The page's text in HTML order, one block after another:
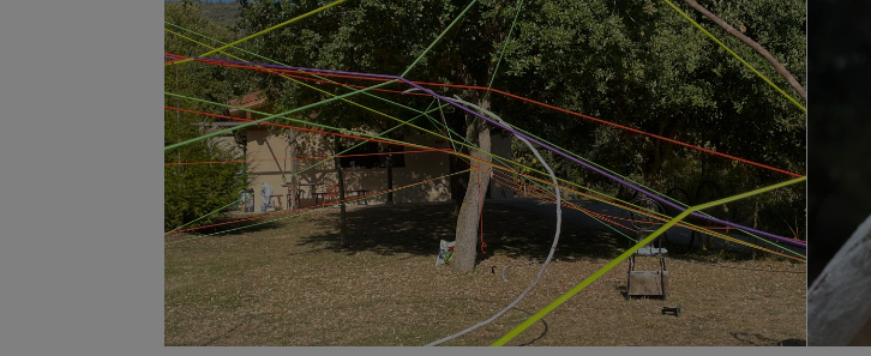
y formas.
Y esta es la inspiración coreográfica de este proyecto de danza
una planta, un ser humano o una hormiga, una casa o un cuaderno.
damos la tarea de reducir la complejidad del universo que nos
AZKONATOLOZA.Situadas a medio camino entre el Mar
Azkona Goñi y Toloza Toloza-Fernández son un pareja de
Interesadas en las infintas posibilidades de la poesía y la
movimiento, sus últimas creaciones se centran en la relectura de
escena. Son colaboradores habituales de AzkonaToloza: el